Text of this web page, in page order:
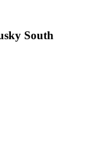
South